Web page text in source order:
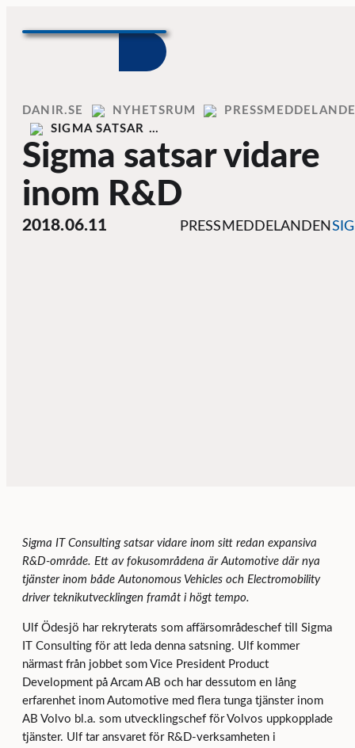
Home
DANIR NYHETSRUM
SIGMA SATSAR …
Sigma satsar vidare
inom R&D
2018.06.11 PRESSMEDDELANDEN
Sigma IT Consulting satsar vidare inom sitt redan expansiva
R&D-område. Ett av fokusområdena är Automotive där nya
tjänster inom både Autonomous Vehicles och Electromobility
driver teknikutvecklingen framåt i högt tempo.
Ulf Ödesjö har rekryterats som affärsområdeschef till Sigma
IT Consulting för att leda denna satsning. Ulf kommer
närmast från jobbet som Vice President Product
Development på Arcam AB och har dessutom en lång
erfarenhet inom Automotive med flera tunga tjänster inom
AB Volvo bl.a. som utvecklingschef för Volvos uppkopplade
tjänster. Ulf tar ansvaret för R&D-verksamheten i